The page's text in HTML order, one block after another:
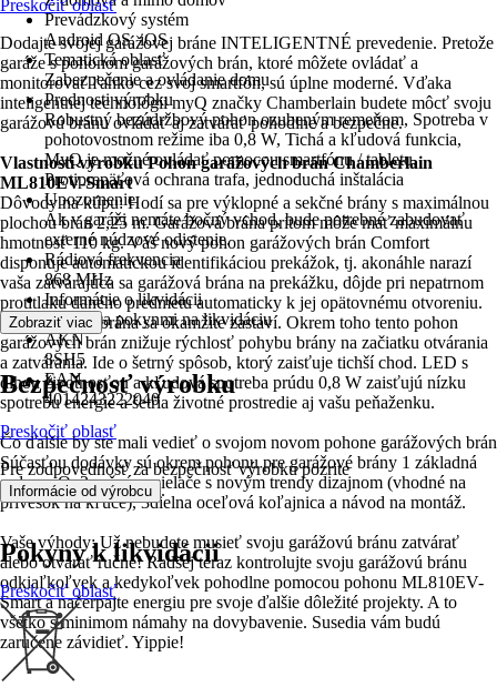
Prevádzkový systém
Android OS, iOS
Tematická oblasť
Zabezpečenie a ovládanie domu
Prednosti výrobku
Robustný bezúdržbový pohon ozubeným remeňom, Spotreba v
pohotovostnom režime iba 0,8 W, Tichá a kľudová funkcia,
MyQ je možné ovládať pomocou smartfónu / tabletu,
Protiprepäťová ochrana trafa, jednoduchá inštalácia
Upozornenie
Ak v garáži nemáte bočný vchod, bude potrebné zabudovať
externé núdzové odistenie.
Rádiová frekvencia
868 MHz
Informácie o likvidácii
Riaďte sa pokynmi na likvidáciu
AKN
8SH5
EAN
4014243222040
Preskočiť oblasť
Dodajte svojej garážovej bráne INTELIGENTNÉ prevedenie. Pretože
garáže s pohonom garážových brán, ktoré môžete ovládať a
monitorovať ľahko cez svoj smartfón, sú úplne moderné. Vďaka
inteligentnej technológii myQ značky Chamberlain budete môcť svoju
garážovú bránu ovládať aj zatvárať pohodlne a bezpečne.
Vlastnosti výrobku Pohon garážových brán Chamberlain
ML810EV-Smart
Dôvody na kúpu: Hodí sa pre výklopné a sekčné brány s maximálnou
plochou brán 2,25 m. Garážová brána pritom môže mať maximálnu
hmotnosť 110 kg. Váš nový pohon garážových brán Comfort
disponuje automatickou identifikáciou prekážok, tj. akonáhle narazí
vaša zatvárajúca sa garážová brána na prekážku, dôjde pri nepatrnom
protitlaku daného predmetu automaticky k jej opätovnému otvoreniu.
Otvárajúca sa brána sa okamžite zastaví. Okrem toho tento pohon
garážových brán znižuje rýchlosť pohybu brány na začiatku otvárania
a zatvárania. Ide o šetrný spôsob, ktorý zaisťuje tichší chod. LED s
dlhou životnosťou a kľudová spotreba prúdu 0,8 W zaisťujú nízku
spotrebu energie a šetria životné prostredie aj vašu peňaženku.
Čo ďalšie by ste mali vedieť o svojom novom pohone garážových brán
Súčasťou dodávky sú okrem pohonu pre garážové brány 1 základná
sada myQ, 2 ručné vysielače s novým trendy dizajnom (vhodné na
prívesok na kľúče), 3dielna oceľová koľajnica a návod na montáž.
Vaše výhody: Už nebudete musieť svoju garážovú bránu zatvárať
alebo otvárať ručne! Radšej teraz kontrolujte svoju garážovú bránu
odkiaľkoľvek a kedykoľvek pohodlne pomocou pohonu ML810EV-
Smart a načerpajte energiu pre svoje ďalšie dôležité projekty. A to
všetko s minimom námahy na dovybavenie. Susedia vám budú
zaručene závidieť. Yippie!
Zobraziť viac
Bezpečnosť výrobku
Preskočiť oblasť
Pre zodpovednosť za bezpečnosť výrobku pozrite
Informácie od výrobcu .
Pokyny k likvidácii
Preskočiť oblasť